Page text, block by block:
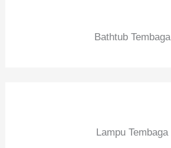
Bathtub Tembaga
Lampu Tembaga